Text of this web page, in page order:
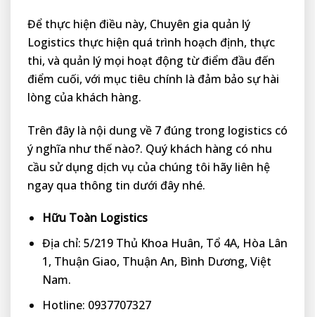
Để thực hiện điều này, Chuyên gia quản lý
Logistics thực hiện quá trình hoạch định, thực
thi, và quản lý mọi hoạt động từ điểm đầu đến
điểm cuối, với mục tiêu chính là đảm bảo sự hài
lòng của khách hàng.
Trên đây là nội dung về 7 đúng trong logistics có
ý nghĩa như thế nào?. Quý khách hàng có nhu
cầu sử dụng dịch vụ của chúng tôi hãy liên hệ
ngay qua thông tin dưới đây nhé.
Hữu Toàn Logistics
Địa chỉ: 5/219 Thủ Khoa Huân, Tổ 4A, Hòa Lân
1, Thuận Giao, Thuận An, Bình Dương, Việt
Nam.
Hotline: 0937707327